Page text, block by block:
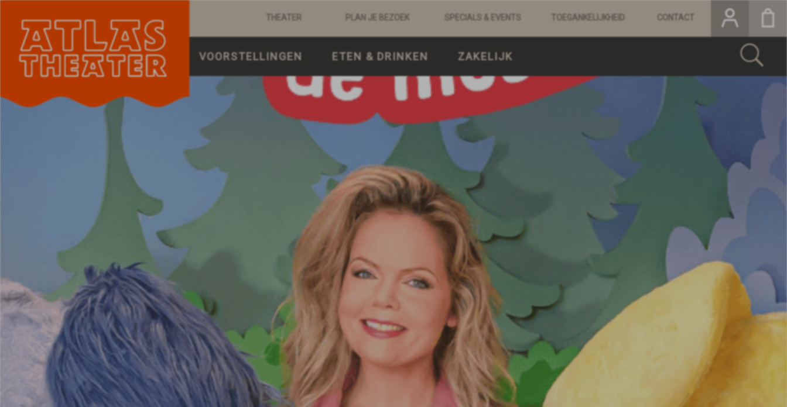
CONTACT
TOEGANKELIJKHEID
SPECIALS & EVENTS
PLAN JE BEZOEK
THEATER
VOORSTELLINGEN ETEN & DRINKEN ZAKELIJK